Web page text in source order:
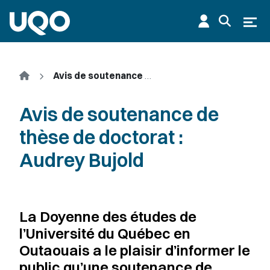
Accueil Avis de soutenance de thèse de doctorat : Audrey Bujold
Avis de soutenance de
thèse de doctorat :
Audrey Bujold
La Doyenne des études de
l’Université du Québec en
Outaouais a le plaisir d’informer le